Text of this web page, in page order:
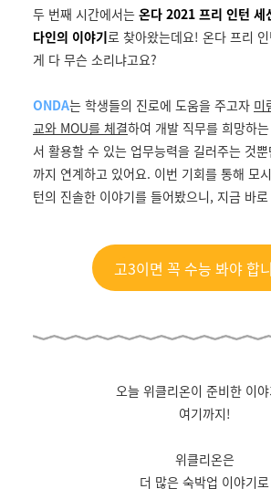
두 번째 시간에서는 온다 2021 프리 인턴 세
다인의 이야기로 찾아왔는데요! 온다 프리
게 다 무슨 소리냐고요?
ONDA는 학생들의 진로에 도움을 주고자 미
교와 MOU를 체결하여 개발 직무를 희망하
서 활용할 수 있는 업무능력을 길러주는 것
까지 연계하고 있어요. 이번 기회를 통해 모
턴의 진솔한 이야기를 들어봤으니, 지금 바
고3이면 꼭 수능 봐야 합
오늘 위클리온이 준비한 이
여기까지!
위클리온은
더 많은 숙박업 이야기로